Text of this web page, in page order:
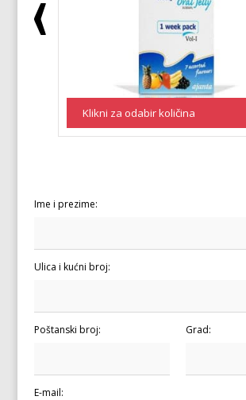
Ime i prezime:
Ulica i kućni broj:
Poštanski broj: Grad:
E-mail: